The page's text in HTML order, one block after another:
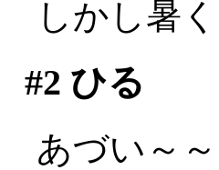
しかし暑
#2 ひる
あづい～